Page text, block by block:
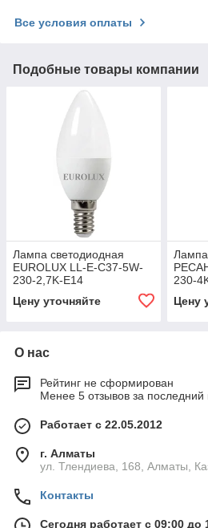
Все условия оплаты
Подобные товары компании
Лампа светодиодная
EUROLUX LL-E-C37-5W-
230-2,7K-E14
Цену уточняйте
Лампа
230-
Цену
О нас
Рейтинг не сформирован
Менее 5 отзывов за последний
Работает с 22.05.2012
г. Алматы
ул. Тлендиева, 168, Алматы,
Контакты
Сегодня работает с 09:00 до